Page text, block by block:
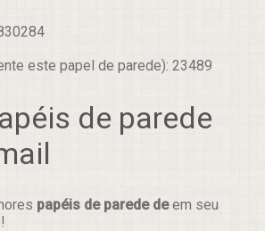
este papel de parede): 23489
de parede
papéis de parede deem seu